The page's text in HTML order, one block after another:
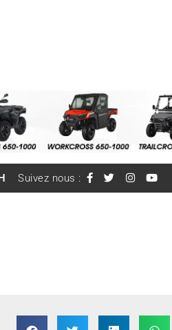
Suivez nous :